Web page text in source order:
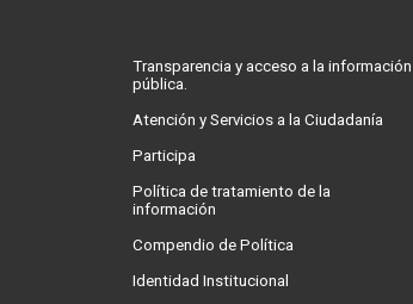
Transparencia y acceso a la información
pública.
Atención y Servicios a la Ciudadanía
Participa
Política de tratamiento de la
información
Compendio de Política
Identidad Institucional